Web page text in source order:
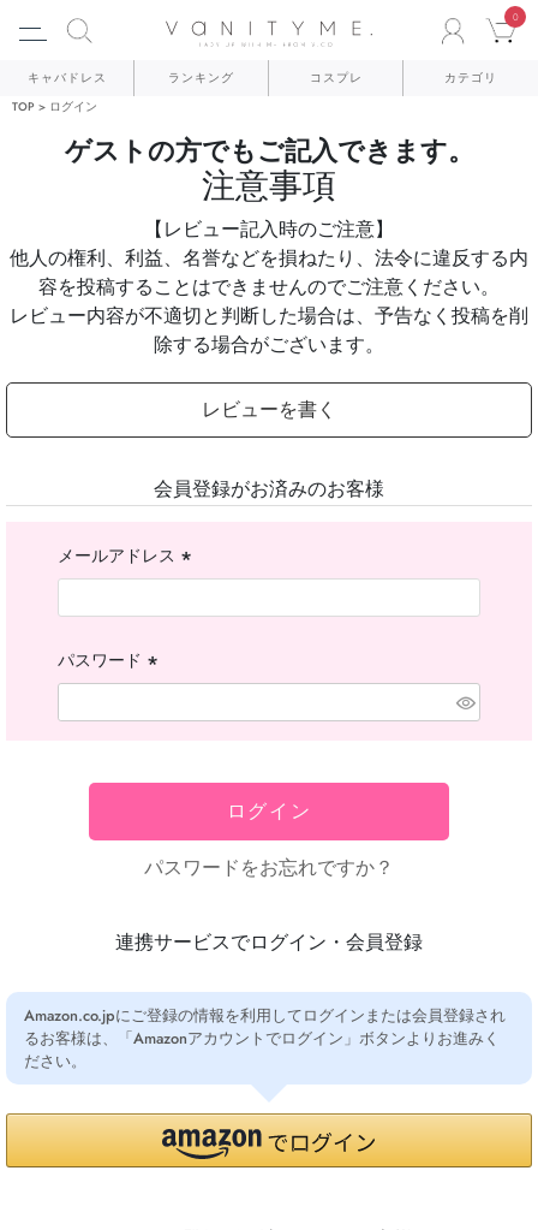
0
キャバドレス ランキング コスプレ カテゴリ
TOP ログイン
ゲストの方でもご記入できます。
注意事項
【レビュー記入時のご注意】
他人の権利、利益、名誉などを損ねたり、法令に違反する内
容を投稿することはできませんのでご注意ください。
レビュー内容が不適切と判断した場合は、予告なく投稿を削
除する場合がございます。
レビューを書く
会員登録がお済みのお客様
メールアドレス
(必
須)
パスワード
(必
須)
ログイン
パスワードをお忘れですか？
連携サービスでログイン・会員登録
Amazon.co.jpにご登録の情報を利用してログインまたは会員登録され
るお客様は、「Amazonアカウントでログイン」ボタンよりお進みく
ださい。